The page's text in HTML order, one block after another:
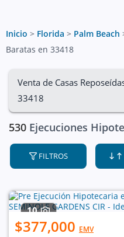
Inicio > Florida > Palm Beach
Baratas en 33418
Venta de Casas
33418
530 Ejecuciones
FILTROS
10
$377,000 EMV